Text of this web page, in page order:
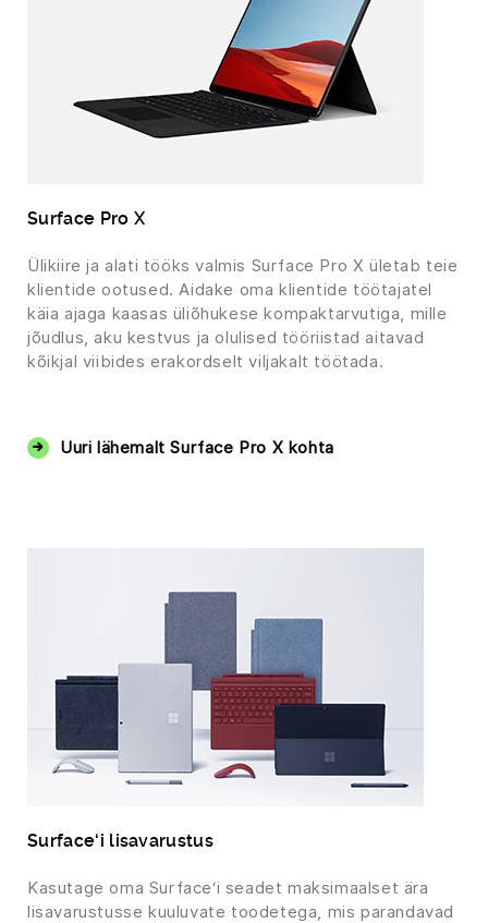
Surface Pro X
Ülikiire ja alati tööks valmis Surface Pro X ületab teie
klientide ootused. Aidake oma klientide töötajatel
käia ajaga kaasas üliõhukese kompaktarvutiga, mille
jõudlus, aku kestvus ja olulised tööriistad aitavad
kõikjal viibides erakordselt viljakalt töötada.
Uuri lähemalt Surface Pro X kohta
Surface‘i lisavarustus
Kasutage oma Surface‘i seadet maksimaalset ära
lisavarustusse kuuluvate toodetega, mis parandavad